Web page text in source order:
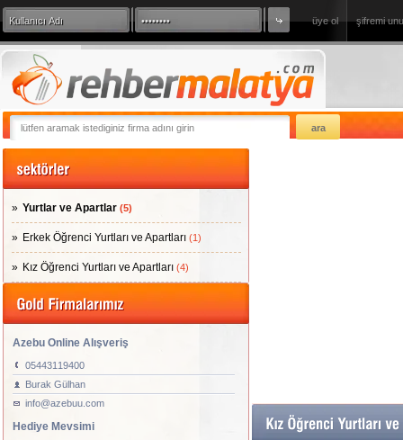
üye ol şifremi
360 Derece Sanal Tur
Yurtlar ve Apartlar (5)
Erkek Öğrenci Yurtları ve Apartları (1)
Kız Öğrenci Yurtları ve Apartları (4)
Azebu Online Alışveriş
05443119400
Burak Gülhan
info@azebuu.com
Hediye Mevsimi